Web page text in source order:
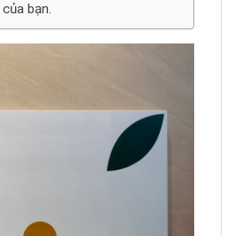
bạn.